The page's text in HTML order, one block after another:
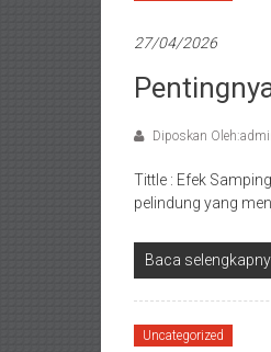
27/04/2026
Diposkan
Tittle : Efek
pelindung yang
Baca
Uncategorized